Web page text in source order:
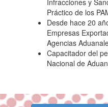
Infracciones y
Práctico de los
Desde hace 20
Empresas
Agencias
Capacitador del
Nacional de